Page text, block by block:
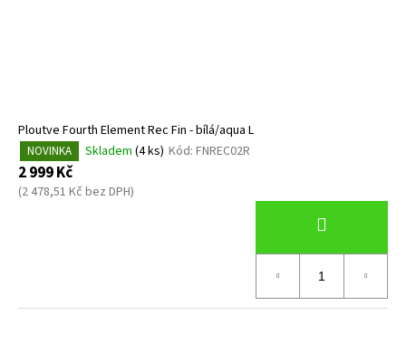
Ploutve Fourth Element Rec Fin - bílá/aqua L
NOVINKA Skladem (4 ks) Kód: FNREC02R
2 999 Kč
(2 478,51 Kč bez DPH)